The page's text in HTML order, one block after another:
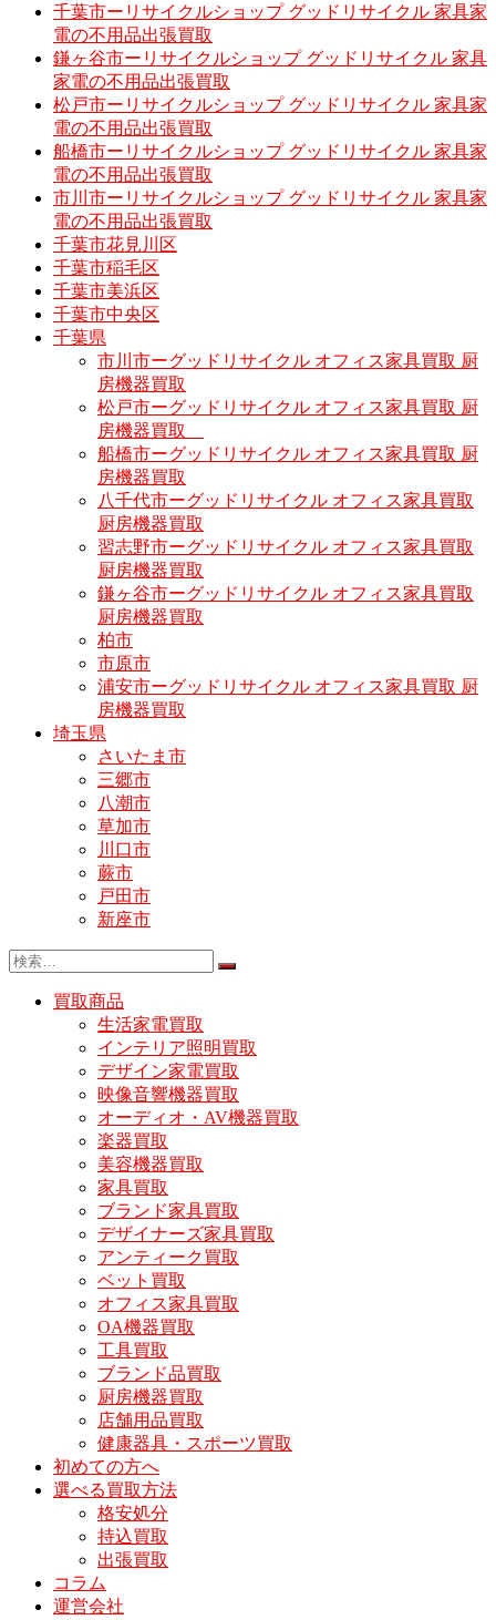
千葉市ーリサイクルショップ グッドリサイクル 家具家
電の不用品出張買取
鎌ヶ谷市ーリサイクルショップ グッドリサイクル 家具
家電の不用品出張買取
松戸市ーリサイクルショップ グッドリサイクル 家具家
電の不用品出張買取
船橋市ーリサイクルショップ グッドリサイクル 家具家
電の不用品出張買取
市川市ーリサイクルショップ グッドリサイクル 家具家
電の不用品出張買取
千葉市花見川区
千葉市稲毛区
千葉市美浜区
千葉市中央区
千葉県
市川市ーグッドリサイクル オフィス家具買取 厨
房機器買取
松戸市ーグッドリサイクル オフィス家具買取 厨
房機器買取
船橋市ーグッドリサイクル オフィス家具買取 厨
房機器買取
八千代市ーグッドリサイクル オフィス家具買取
厨房機器買取
習志野市ーグッドリサイクル オフィス家具買取
厨房機器買取
鎌ヶ谷市ーグッドリサイクル オフィス家具買取
厨房機器買取
柏市
市原市
浦安市ーグッドリサイクル オフィス家具買取 厨
房機器買取
埼玉県
さいたま市
三郷市
八潮市
草加市
川口市
蕨市
戸田市
新座市
買取商品
生活家電買取
インテリア照明買取
デザイン家電買取
映像音響機器買取
オーディオ・AV機器買取
楽器買取
美容機器買取
家具買取
ブランド家具買取
デザイナーズ家具買取
アンティーク買取
ベット買取
オフィス家具買取
OA機器買取
工具買取
ブランド品買取
厨房機器買取
店舗用品買取
健康器具・スポーツ買取
初めての方へ
選べる買取方法
格安処分
持込買取
出張買取
コラム
運営会社